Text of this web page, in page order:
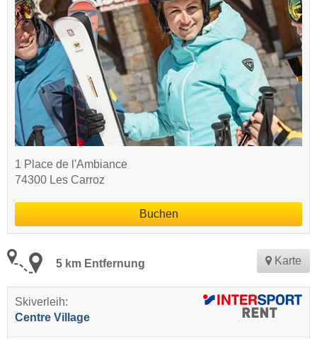
1 Place de l'Ambiance
74300 Les Carroz
Buchen
5 km Entfernung Karte
Skiverleih:
Centre Village